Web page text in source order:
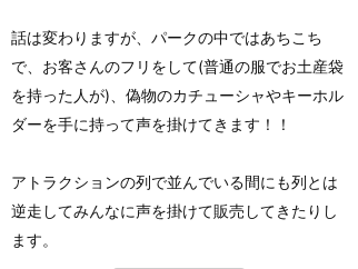
話は変わりますが、パークの中ではあちこち
で、お客さんのフリをして(普通の服でお土産袋
を持った人が)、偽物のカチューシャやキーホル
ダーを手に持って声を掛けてきます！！
アトラクションの列で並んでいる間にも列とは
逆走してみんなに声を掛けて販売してきたりし
ます。